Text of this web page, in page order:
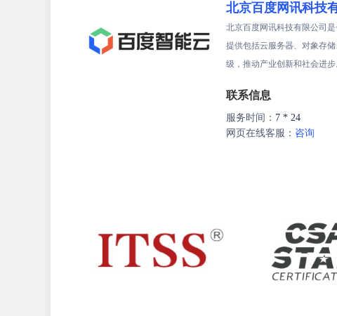
北京百度网讯科技
北京百度网讯科技有限公司
提供包括云服务器、对象存
级，推动产业创新和社会进步
联系信息
服务时间： 7 * 24
网页在线客服： 咨询